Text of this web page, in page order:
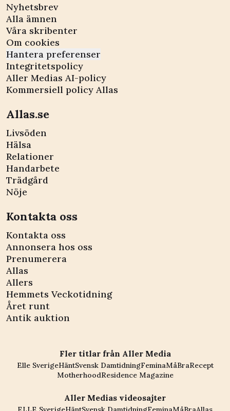
Nyhetsbrev
Alla ämnen
Våra skribenter
Om cookies
Hantera preferenser
Integritetspolicy
Aller Medias AI-policy
Kommersiell policy Allas
Allas.se
Livsöden
Hälsa
Relationer
Handarbete
Trädgård
Nöje
Kontakta oss
Kontakta oss
Annonsera hos oss
Prenumerera
Allas
Allers
Hemmets Veckotidning
Året runt
Antik auktion
Fler titlar från Aller Media
Elle SverigeHäntSvensk DamtidningFeminaMåBraRecept
MotherhoodResidence Magazine
Aller Medias videosajter